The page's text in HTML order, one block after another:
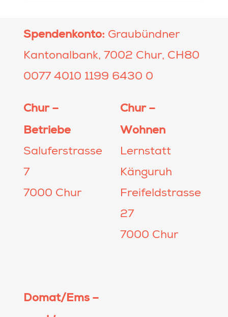
Spendenkonto: Graubündner
Kantonalbank, 7002 Chur, CH80
0077 4010 1199 6430 0
Chur –
Betriebe
Saluferstrasse
7
7000 Chur
Chur –
Wohnen
Lernstatt
Känguruh
Freifeldstrasse
27
7000 Chur
Domat/Ems –